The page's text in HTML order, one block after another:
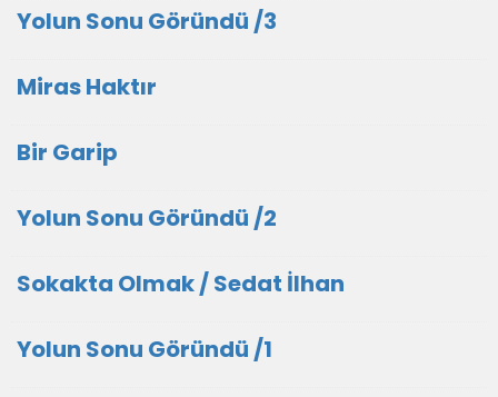
Yolun Sonu Göründü /3
Miras Haktır
Bir Garip
Yolun Sonu Göründü /2
Sokakta Olmak / Sedat İlhan
Yolun Sonu Göründü /1